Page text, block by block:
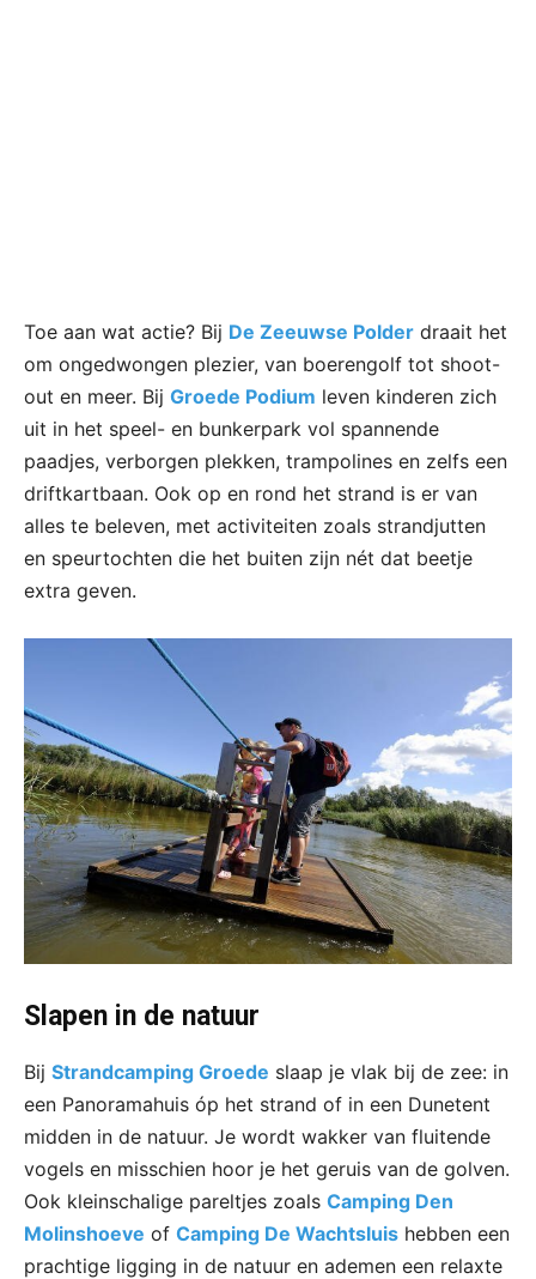
Toe aan wat actie? Bij De Zeeuwse Polder draait het
om ongedwongen plezier, van boerengolf tot shoot-
out en meer. Bij Groede Podium leven kinderen zich
uit in het speel- en bunkerpark vol spannende
paadjes, verborgen plekken, trampolines en zelfs een
driftkartbaan. Ook op en rond het strand is er van
alles te beleven, met activiteiten zoals strandjutten
en speurtochten die het buiten zijn nét dat beetje
extra geven.
Slapen in de natuur
Bij Strandcamping Groede slaap je vlak bij de zee: in
een Panoramahuis óp het strand of in een Dunetent
midden in de natuur. Je wordt wakker van fluitende
vogels en misschien hoor je het geruis van de golven.
Ook kleinschalige pareltjes zoals Camping Den
Molinshoeve of Camping De Wachtsluis hebben een
prachtige ligging in de natuur en ademen een relaxte